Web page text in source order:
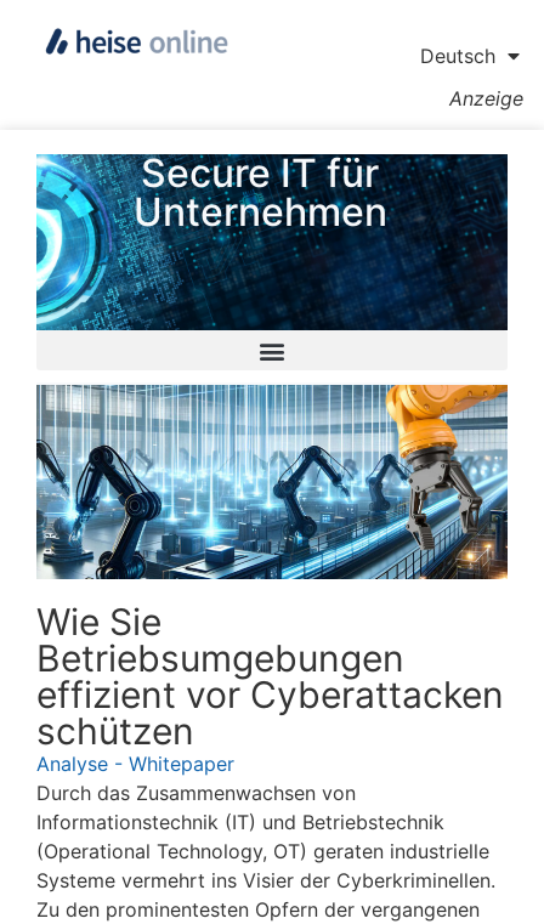
Deutsch
Anzeige
Secure IT für
Unternehmen
Wie Sie
Betriebsumgebungen
effizient vor Cyberattacken
schützen
Analyse - Whitepaper
Durch das Zusammenwachsen von
Informationstechnik (IT) und Betriebstechnik
(Operational Technology, OT) geraten industrielle
Systeme vermehrt ins Visier der Cyberkriminellen.
Zu den prominentesten Opfern der vergangenen